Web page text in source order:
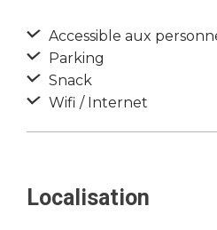
Accessible aux
Parking
Snack
Wifi / Internet
Localisation